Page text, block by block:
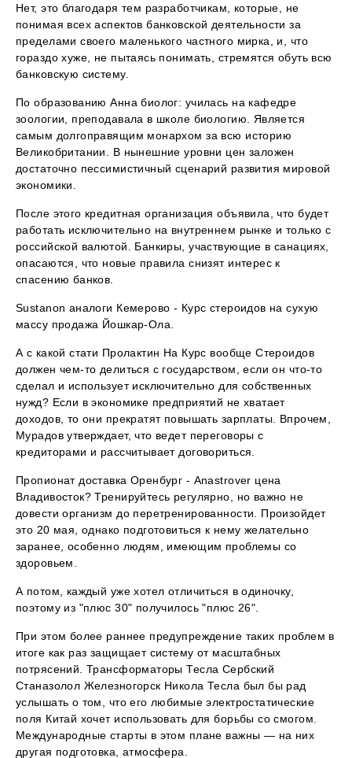
Нет, это благодаря тем разработчикам, которые, не
понимая всех аспектов банковской деятельности за
пределами своего маленького частного мирка, и, что
гораздо хуже, не пытаясь понимать, стремятся обуть всю
банковскую систему.
По образованию Анна биолог: училась на кафедре
зоологии, преподавала в школе биологию. Является
самым долгоправящим монархом за всю историю
Великобритании. В нынешние уровни цен заложен
достаточно пессимистичный сценарий развития мировой
экономики.
После этого кредитная организация объявила, что будет
работать исключительно на внутреннем рынке и только с
российской валютой. Банкиры, участвующие в санациях,
опасаются, что новые правила снизят интерес к
спасению банков.
Sustanon аналоги Кемерово - Курс стероидов на сухую
массу продажа Йошкар-Ола.
А с какой стати Пролактин На Курс вообще Стероидов
должен чем-то делиться с государством, если он что-то
сделал и использует исключительно для собственных
нужд? Если в экономике предприятий не хватает
доходов, то они прекратят повышать зарплаты. Впрочем,
Мурадов утверждает, что ведет переговоры с
кредиторами и рассчитывает договориться.
Пропионат доставка Оренбург - Anastrover цена
Владивосток? Тренируйтесь регулярно, но важно не
довести организм до перетренированности. Произойдет
это 20 мая, однако подготовиться к нему желательно
заранее, особенно людям, имеющим проблемы со
здоровьем.
А потом, каждый уже хотел отличиться в одиночку,
поэтому из "плюс 30" получилось "плюс 26".
При этом более раннее предупреждение таких проблем в
итоге как раз защищает систему от масштабных
потрясений. Трансформаторы Тесла Сербский
Станазолол Железногорск Никола Тесла был бы рад
услышать о том, что его любимые электростатические
поля Китай хочет использовать для борьбы со смогом.
Международные старты в этом плане важны — на них
другая подготовка, атмосфера.